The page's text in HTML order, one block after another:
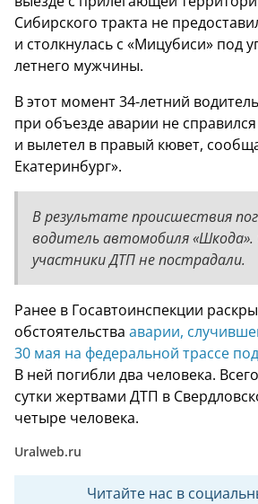
Сибирского тракта не
и столкнулась с «Мицубиси» под
летнего мужчины.
В этот момент 34-летний
при объезде аварии не
и вылетел в правый кювет,
Екатеринбург».
В результате происшествия
водитель автомобиля
участники ДТП не пострадали.
Ранее в Госавтоинспекции
обстоятельства аварии,
30 мая на федеральной трассе
В ней погибли два человека.
сутки жертвами ДТП в
четыре человека.
Uralweb.ru
Читайте нас в